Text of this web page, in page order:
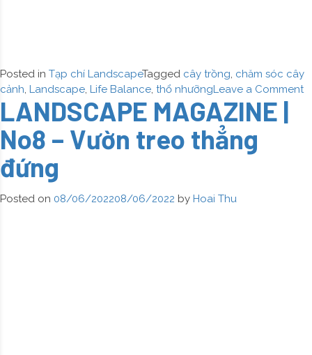
Posted in Tạp chí LandscapeTagged cây trồng, chăm sóc cây
cảnh, Landscape, Life Balance, thổ nhưỡngLeave a Comment
LANDSCAPE MAGAZINE |
No8 – Vườn treo thẳng
đứng
Posted on 08/06/202208/06/2022 by Hoai Thu